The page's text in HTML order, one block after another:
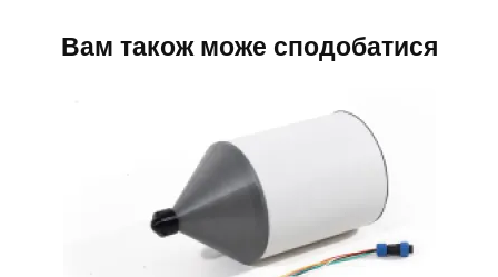
Вам також може сподобатися